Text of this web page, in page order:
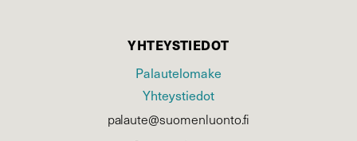
YHTEYSTIEDOT
Palautelomake
Yhteystiedot
palaute@suomenluonto.fi